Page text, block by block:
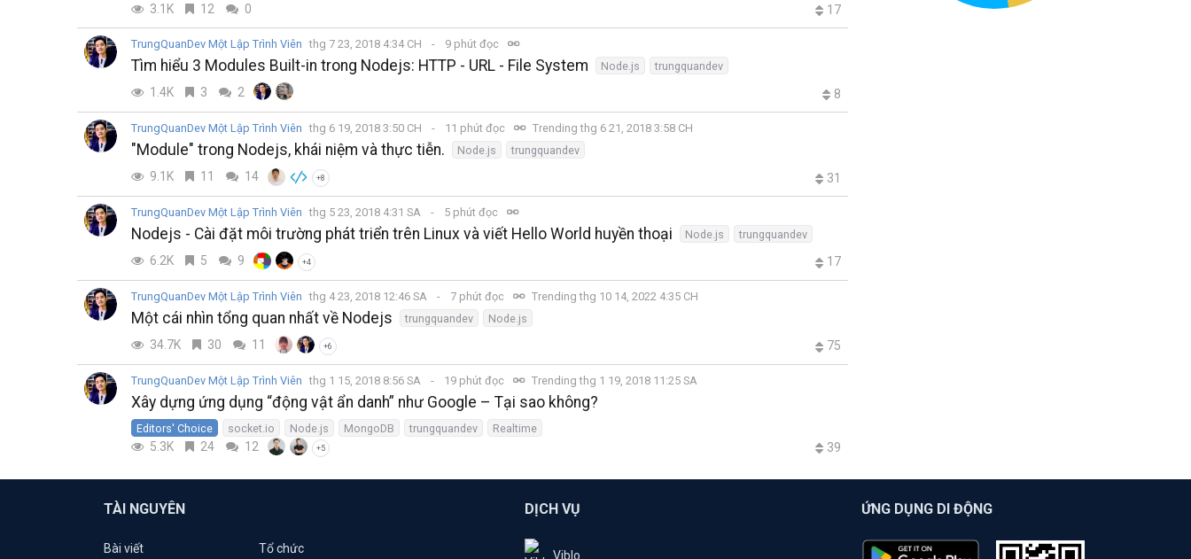
3.1K 12 0 17
TrungQuanDev Một Lập Trình Viên thg 7 23, 2018 4:34 CH 9 phút đọc
Tìm hiểu 3 Modules Built-in trong Nodejs: HTTP - URL - File System Node.js trungquandev
1.4K 3 2 8
TrungQuanDev Một Lập Trình Viên thg 6 19, 2018 3:50 CH 11 phút đọc Trending thg 6 21, 2018 3:58 CH
"Module" trong Nodejs, khái niệm và thực tiễn. Node.js trungquandev
9.1K 11 14 +8 31
TrungQuanDev Một Lập Trình Viên thg 5 23, 2018 4:31 SA 5 phút đọc
Nodejs - Cài đặt môi trường phát triển trên Linux và viết Hello World huyền thoại Node.js trungquandev
6.2K 5 9 +4 17
TrungQuanDev Một Lập Trình Viên thg 4 23, 2018 12:46 SA 7 phút đọc Trending thg 10 14, 2022 4:35 CH
Một cái nhìn tổng quan nhất về Nodejs trungquandev Node.js
34.7K 30 11 +6 75
TrungQuanDev Một Lập Trình Viên thg 1 15, 2018 8:56 SA 19 phút đọc Trending thg 1 19, 2018 11:25 SA
Xây dựng ứng dụng “động vật ẩn danh” như Google – Tại sao không?
Editors' Choice socket.io Node.js MongoDB trungquandev Realtime
5.3K 24 12 +5 39
TÀI NGUYÊN
Bài viết Tổ chức
DỊCH VỤ
Viblo
ỨNG DỤNG DI ĐỘNG